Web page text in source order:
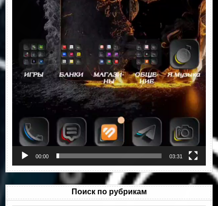
00:00 03:31
Поиск по рубрикам